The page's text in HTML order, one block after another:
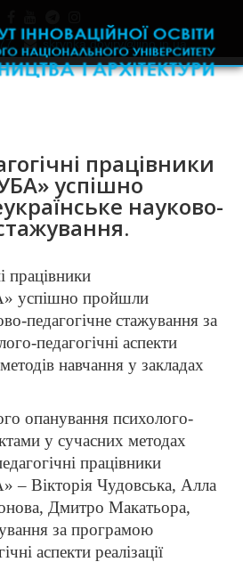
skrynka.doviry@iino.in.ua
працівники
успішно
науково-
працівники
успішно пройшли
педагогічне стажування за
педагогічні аспекти
навчання у закладах
опанування психолого-
у сучасних методах
працівники
Вікторія Чудовська, Алла
Дмитро Макатьора,
за програмою
аспекти реалізації